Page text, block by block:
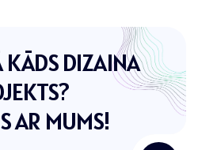
KĀDS DIZAINA
AR MUMS!